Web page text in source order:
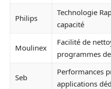
Philips
Technologie
capacité
Moulinex
Facilité de
programmes
Seb
Performances
applications